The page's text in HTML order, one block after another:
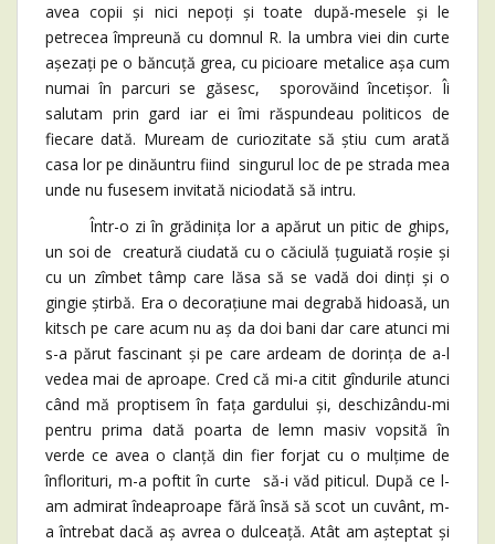
avea copii și nici nepoți și toate după-mesele și le
petrecea împreună cu domnul R. la umbra viei din curte
așezați pe o băncuță grea, cu picioare metalice așa cum
numai în parcuri se găsesc, sporovăind încetișor. Îi
salutam prin gard iar ei îmi răspundeau politicos de
fiecare dată. Muream de curiozitate să știu cum arată
casa lor pe dinăuntru fiind singurul loc de pe strada mea
unde nu fusesem invitată niciodată să intru.
Într-o zi în grădinița lor a apărut un pitic de ghips,
un soi de creatură ciudată cu o căciulă țuguiată roșie și
cu un zîmbet tâmp care lăsa să se vadă doi dinți și o
gingie știrbă. Era o decorațiune mai degrabă hidoasă, un
kitsch pe care acum nu aș da doi bani dar care atunci mi
s-a părut fascinant și pe care ardeam de dorința de a-l
vedea mai de aproape. Cred că mi-a citit gîndurile atunci
când mă proptisem în fața gardului și, deschizându-mi
pentru prima dată poarta de lemn masiv vopsită în
verde ce avea o clanță din fier forjat cu o mulțime de
înflorituri, m-a poftit în curte să-i văd piticul. După ce l-
am admirat îndeaproape fără însă să scot un cuvânt, m-
a întrebat dacă aș avrea o dulceață. Atât am așteptat și